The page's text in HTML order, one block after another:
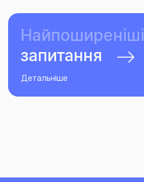
Найпоширеніші
запитання
Детальніше